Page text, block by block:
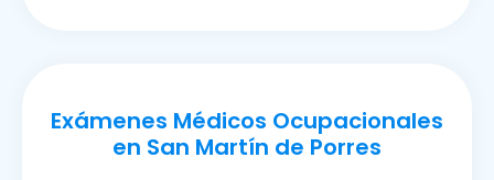
Exámenes Médicos Ocupacionales
en San Martín de Porres